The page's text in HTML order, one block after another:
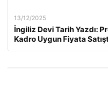
13/12/2025
İngiliz Devi Tarih Yazdı:
Kadro Uygun Fiyata